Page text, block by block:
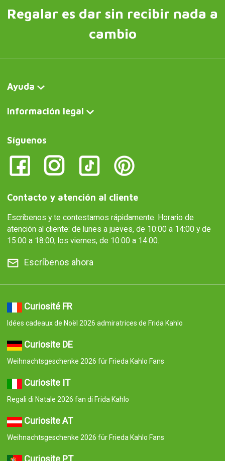
Regalar es dar sin recibir nada a
cambio
Ayuda
Información legal
Síguenos
Contacto y atención al cliente
Escríbenos y te contestamos rápidamente. Horario de
atención al cliente: de lunes a jueves, de 10:00 a 14:00 y de
15:00 a 18:00; los viernes, de 10:00 a 14:00.
Escríbenos ahora
Curiosité FR
Idées cadeaux de Noël 2026 admiratrices de Frida Kahlo
Curiosite DE
Weihnachtsgeschenke 2026 für Frieda Kahlo Fans
Curiosite IT
Regali di Natale 2026 fan di Frida Kahlo
Curiosite AT
Weihnachtsgeschenke 2026 für Frieda Kahlo Fans
Curiosite PT